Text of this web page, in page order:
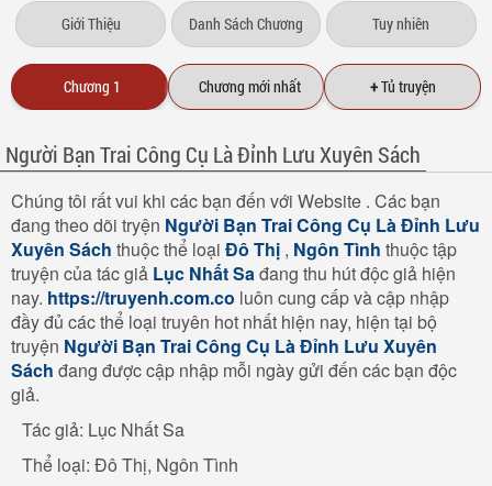
Giới Thiệu Danh Sách Chương Tuy nhiên
Chương 1 Chương mới nhất +Tủ truyện
Người Bạn Trai Công Cụ Là Đỉnh Lưu Xuyên Sách
Chúng tôi rất vui khi các bạn đến với Website . Các bạn
đang theo dõi tryện Người Bạn Trai Công Cụ Là Đỉnh Lưu
Xuyên Sách thuộc thể loại Đô Thị , Ngôn Tình thuộc tập
truyện của tác giả Lục Nhất Sađang thu hút độc giả hiện
nay. https://truyenh.com.co luôn cung cấp và cập nhập
đầy đủ các thể loại truyên hot nhất hiện nay, hiện tại bộ
truyện Người Bạn Trai Công Cụ Là Đỉnh Lưu Xuyên
Sách đang được cập nhập mỗi ngày gửi đến các bạn độc
giả.
Tác giả: Lục Nhất Sa
Thể loại: Đô Thị, Ngôn Tình